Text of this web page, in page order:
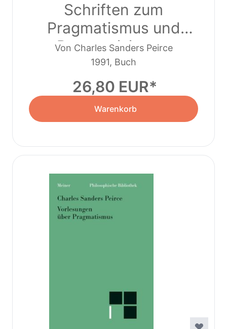
Schriften zum
Pragmatismus und
Pragmatizismus
Von Charles Sanders Peirce
1991, Buch
26,80 EUR
Warenkorb